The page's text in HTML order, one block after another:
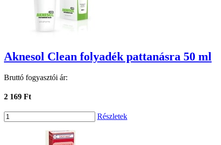
Aknesol Clean folyadék pattanásra 50 ml
Bruttó fogyasztói ár:
2 169 Ft
Részletek